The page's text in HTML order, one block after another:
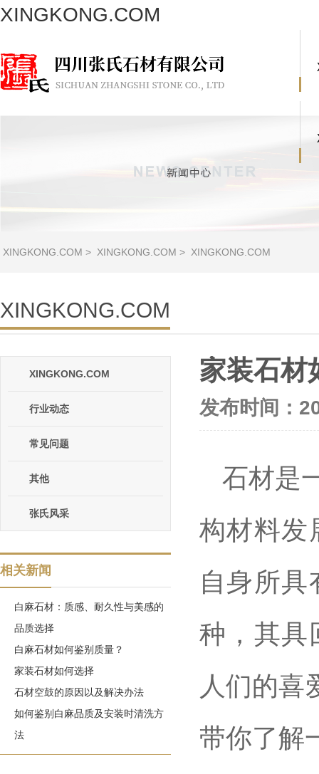
XINGKONG.COM
XINGKONG.COM > XINGKONG.COM > XINGKONG.COM
XINGKONG.COM
XINGKONG.COM
行业动态
常见问题
其他
张氏风采
相关新闻
白麻石材：质感、耐久性与美感的
品质选择
白麻石材如何鉴别质量？
家装石材如何选择
石材空鼓的原因以及解决办法
如何鉴别白麻品质及安装时清洗方
法
家装石材
发布时间：
石材是
构材料发
自身所
种，其具
人们的喜
带你了解